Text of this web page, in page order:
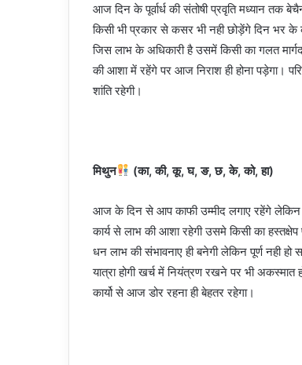
आज दिन के पूर्वार्ध की संतोषी प्रवृति मध्यान
किसी भी प्रकार से कसर भी नही छोड़ेंगे दिन भर के
जिस लाभ के अधिकारी है उसमें किसी का गलत
की आशा में रहेंगे पर आज निराश ही होना पड़ेगा।
शांति रहेगी।
मिथुन (का, की, कू, घ, ङ, छ, के, को, हा)
आज के दिन से आप काफी उम्मीद लगाए रहेंगे लेकिन
कार्य से लाभ की आशा रहेगी उसमे किसी का
धन लाभ की संभावनाए ही बनेगी लेकिन पूर्ण नही
यात्रा होगी खर्च में नियंत्रण रखने पर भी
कार्यो से आज डोर रहना ही बेहतर रहेगा।